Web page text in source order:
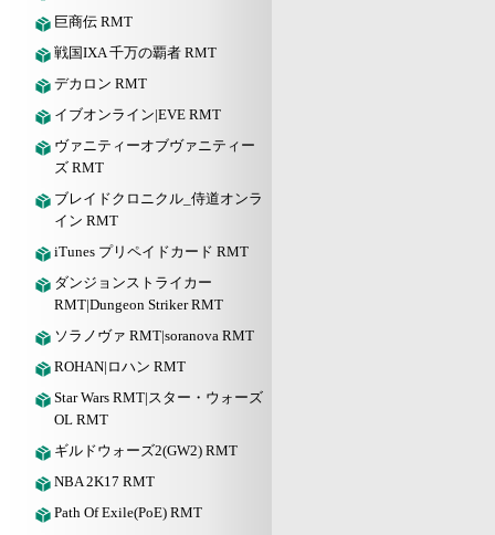
巨商伝 RMT
戦国IXA 千万の覇者 RMT
デカロン RMT
イブオンライン|EVE RMT
ヴァニティーオブヴァニティー
ズ RMT
ブレイドクロニクル_侍道オンラ
イン RMT
iTunes プリペイドカード RMT
ダンジョンストライカー
RMT|Dungeon Striker RMT
ソラノヴァ RMT|soranova RMT
ROHAN|ロハン RMT
Star Wars RMT|スター・ウォーズ
OL RMT
ギルドウォーズ2(GW2) RMT
NBA 2K17 RMT
Path Of Exile(PoE) RMT